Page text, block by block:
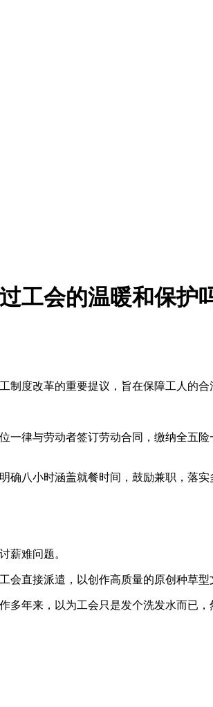
工会的温暖和保护
度改革的重要提议，旨在保障工人的合
律与劳动者签订劳动合同，缴纳全五
八小时涵盖就餐时间，鼓励兼职，落实
薪难问题。
直接派遣，以创作高质量的原创种草型
年来，以为工会只是发个洗发水而已